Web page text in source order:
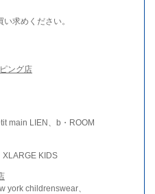
求めください。
ング店
main LIEN、b・ROOM
KIDS
york childrenswear、